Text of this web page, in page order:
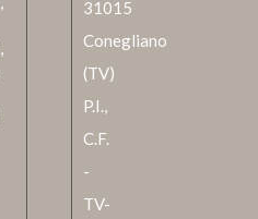
31015
Conegliano
(TV)
P.I.,
C.F.
-
TV-